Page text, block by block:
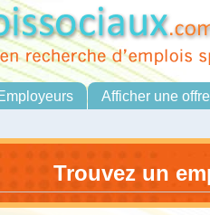
Afficher une offre
Trouvez un